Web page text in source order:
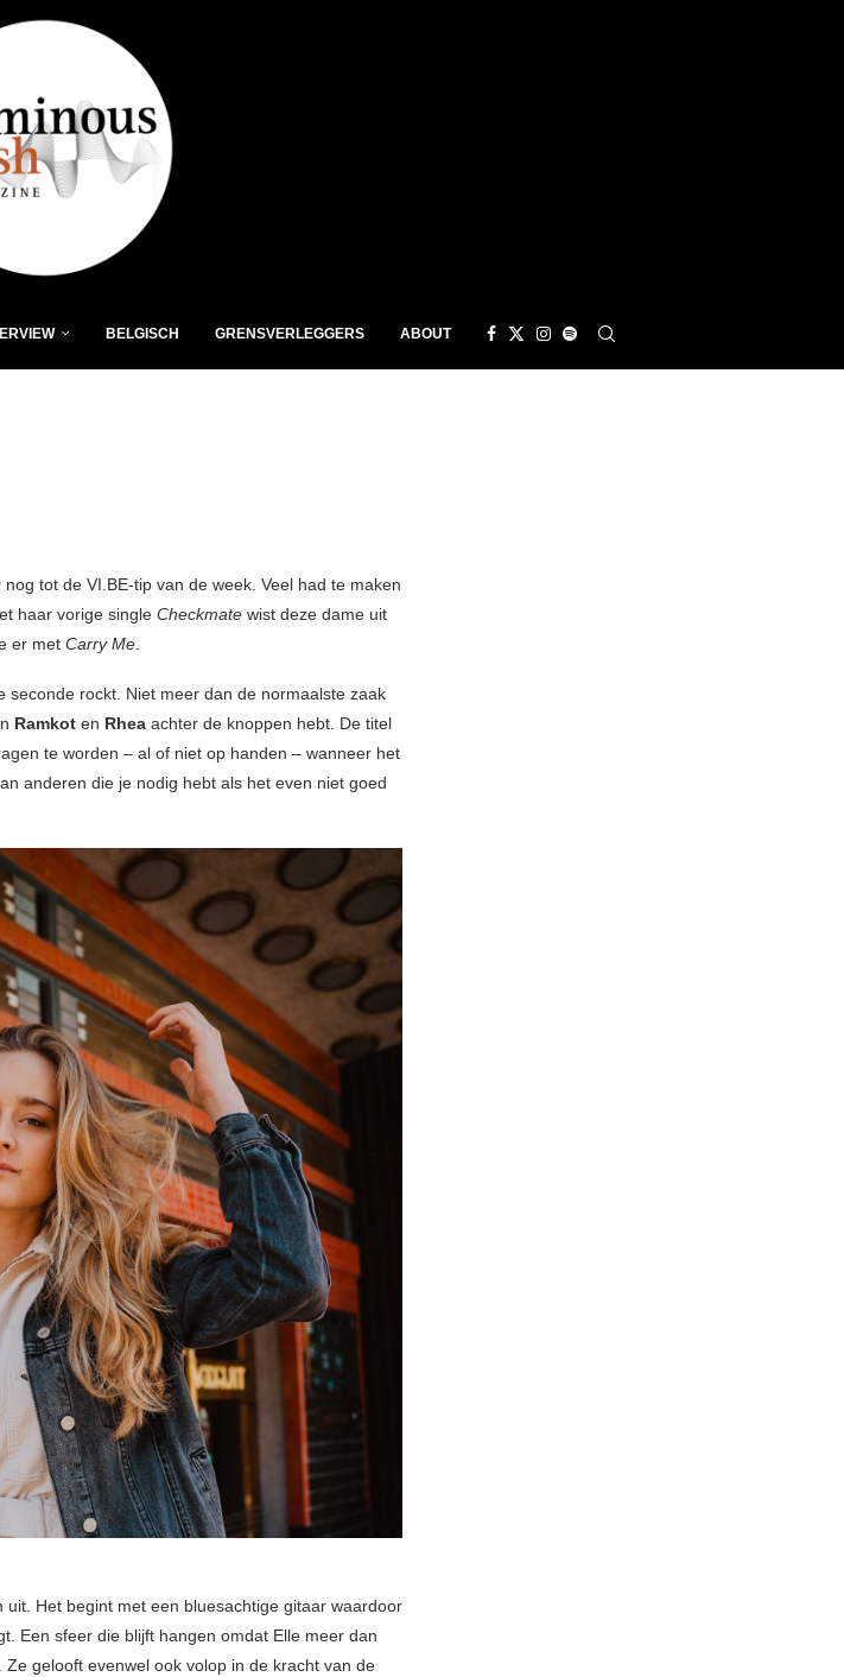
BELGISCH GRENSVERLEGGERS ABOUT
nog tot de VI.BE-tip van de week. Veel had te maken
haar vorige single Checkmate wist deze dame uit
er met Carry Me.
seconde rockt. Niet meer dan de normaalste zaak
Ramkot en Rhea achter de knoppen hebt. De titel
te worden – al of niet op handen – wanneer het
anderen die je nodig hebt als het even niet goed
uit. Het begint met een bluesachtige gitaar waardoor
Een sfeer die blijft hangen omdat Elle meer dan
gelooft evenwel ook volop in de kracht van de